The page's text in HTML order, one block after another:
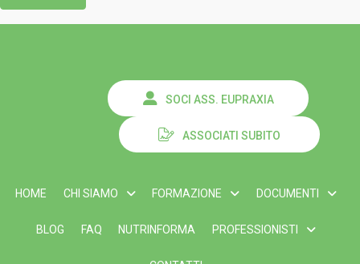
SOCI ASS. EUPRAXIA
ASSOCIATI SUBITO
HOME CHI SIAMO FORMAZIONE DOCUMENTI
BLOG FAQ NUTRINFORMA PROFESSIONISTI